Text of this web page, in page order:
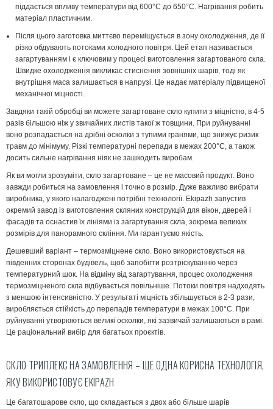
піддається впливу температури від 600°С до 650°С. Нагрівання робить
матеріал пластичним.
Після цього заготовка миттєво переміщується в зону охолодження, де її
різко обдувають потоками холодного повітря. Цей етап називається
загартуванням і є ключовим у процесі виготовлення загартованого скла.
Швидке охолодження викликає стиснення зовнішніх шарів, тоді як
внутрішня маса залишається в напрузі. Це надає матеріалу підвищеної
механічної міцності.
Завдяки такій обробці ви можете загартоване скло купити з міцністю, в 4-5
разів більшою ніж у звичайних листів такої ж товщини. При руйнуванні
воно розпадається на дрібні осколки з тупими гранями, що знижує ризик
травм до мінімуму. Різкі температурні перепади в межах 200°С, а також
досить сильне нагрівання ніяк не зашкодить виробам.
Як ви могли зрозуміти, скло загартоване – це не масовий продукт. Воно
завжди робиться на замовлення і точно в розмір. Дуже важливо вибрати
виробника, у якого налагоджені потрібні технології. Ekipazh запустив
окремий завод із виготовлення скляних конструкцій для вікон, дверей і
фасадів та оснастив їх лініями із загартування скла, зокрема великих
розмірів для панорамного скління. Ми гарантуємо якість.
Дешевший варіант – термозміцнене скло. Воно використовується на
південних сторонах будівель, щоб запобігти розтріскуванню через
температурний шок. На відміну від загартування, процес охолодження
термозміцненого скла відбувається повільніше. Потоки повітря надходять
з меншою інтенсивністю. У результаті міцність збільшується в 2-3 рази,
виробляється стійкість до перепадів температури в межах 100°С. При
руйнуванні утворюються великі осколки, які зазвичай залишаються в рамі.
Це раціональний вибір для багатьох проєктів.
СКЛО ТРИПЛЕКС НА ЗАМОВЛЕННЯ – ЩЕ ОДНА КОРИСНА ТЕХНОЛОГІЯ,
ЯКУ ВИКОРИСТОВУЄ EKIPAZH
Це багатошарове скло, що складається з двох або більше шарів